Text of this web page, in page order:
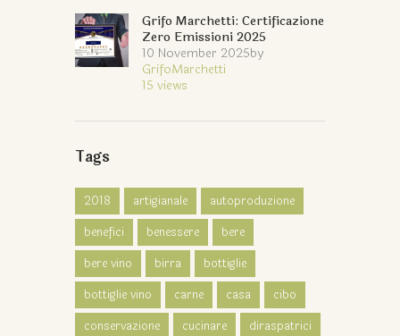
Grifo Marchetti: Certificazione
Zero Emissioni 2025
10 November 2025by
GrifoMarchetti
15 views
Tags
2018 artigianale
autoproduzione
benefici
benessere
bere
bere vino
birra
bottiglie
bottiglie vino
carne casa
cibo
conservazione
cucinare
diraspatrici